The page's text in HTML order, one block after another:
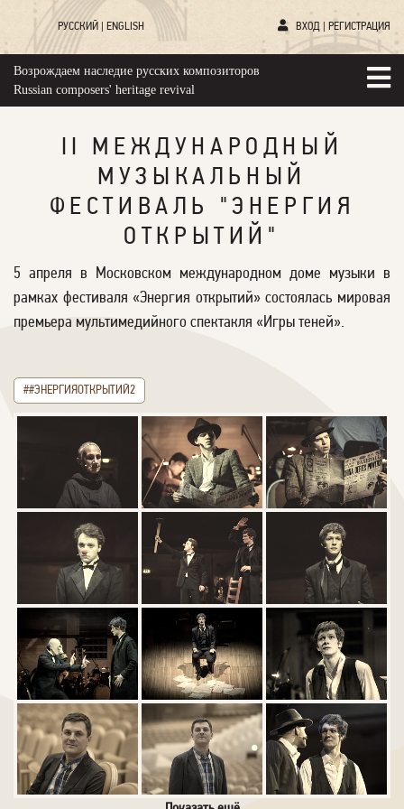
РУССКИЙ ENGLISH ВХОД РЕГИСТРАЦИЯ
Возрождаем наследие русских композиторов
Russian composers' heritage revival
II МЕЖДУНАРОДНЫЙ
МУЗЫКАЛЬНЫЙ
ФЕСТИВАЛЬ "ЭНЕРГИЯ
ОТКРЫТИЙ"
5 апреля в Московском международном доме музыки в
рамках фестиваля «Энергия открытий» состоялась мировая
премьера мультимедийного спектакля «Игры теней».
##ЭНЕРГИЯОТКРЫТИЙ2